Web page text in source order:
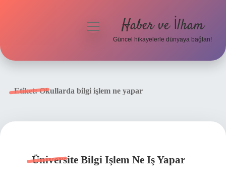
menüyü
Haber ve İlham
Güncel hikayelerle dünyaya bağlan!
Etiket:Okullarda bilgi işlem ne yapar
Üniversite Bilgi Işlem Ne Iş Yapar